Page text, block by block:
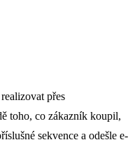
přes
toho, co zákazník koupil,
sekvence a odešle e-